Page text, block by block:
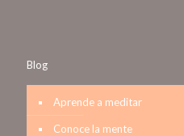
Blog
Aprende a meditar
Conoce la mente